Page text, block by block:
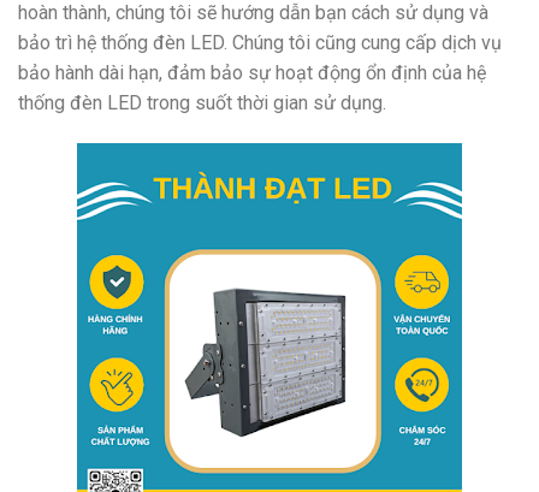
hoàn thành, chúng tôi sẽ hướng dẫn bạn cách sử dụng và
bảo trì hệ thống đèn LED. Chúng tôi cũng cung cấp dịch vụ
bảo hành dài hạn, đảm bảo sự hoạt động ổn định của hệ
thống đèn LED trong suốt thời gian sử dụng.